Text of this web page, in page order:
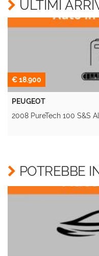
Invia
ULTIMI
€ 18.900
PEUGEOT
2008 PureTech 100 S&S
POTREBBE